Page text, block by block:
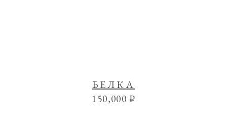
БЕЛКА
150,000₽